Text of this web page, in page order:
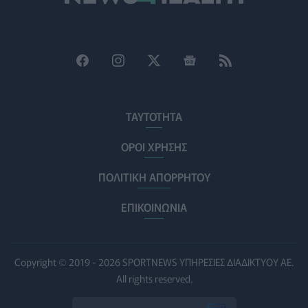
ρίχνουν φως στις "φιλίες" μεταξύ διαφορετικών ειδών
Η ΕΙΝΑΠ καταγγέλλει την αιφνιδιαστική ένταξη του
Ηλεκτρικά πατίνια: 3,5 φορές μεγαλύτερος ο κίνδυνος
07/08/2026 - 14:00
ΗΠΑ: Μεγάλη τράπεζα επενδύει 250 εκατ. δολάρια
τον χρόνο για φάρμακα GLP-1 στους εργαζομένους
07/08/2026 - 13:00
Βασιλακόπουλος για ιό Δυτικού Νείλου: Στο
«κόκκινο» η Αττική – Τι πρέπει να προσέχουν οι
ΤΑΥΤΟΤΗΤΑ
ΟΡΟΙ ΧΡΗΣΗΣ
ΠΟΛΙΤΙΚΗ ΑΠΟΡΡΗΤΟΥ
ΕΠΙΚΟΙΝΩΝΙΑ
Copyright © 2019 - 2026 SPORTNEWS ΥΠΗΡΕΣΙΕΣ ΔΙΑΔΙΚΤΥΟΥ ΑΕ.
All rights reserved.